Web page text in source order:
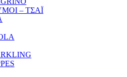
– ΤΣΑΪ